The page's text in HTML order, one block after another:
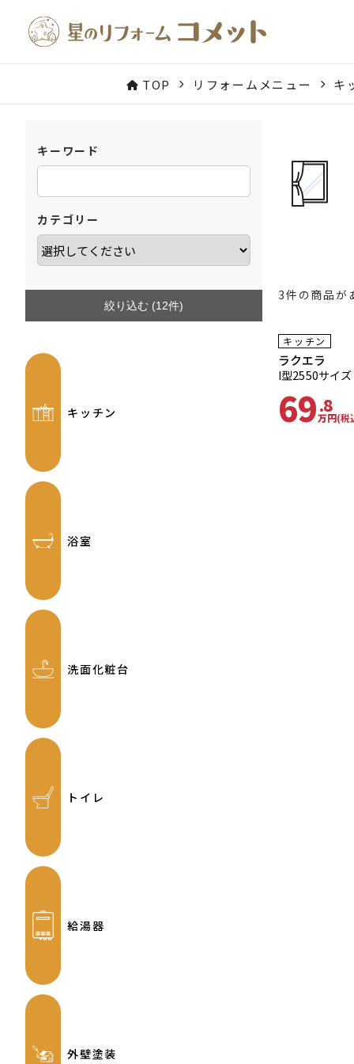
TOP リフォームメニュー キ
3件の商品が
工事費
コミコミ
キッチン
ラクエラ
I型2550サイズ
69.8
万円(税
キーワード
カテゴリー
絞り込む (12件)
キッチン
浴室
洗面化粧台
トイレ
給湯器
外壁塗装